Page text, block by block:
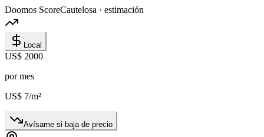
Doomos ScoreCautelosa · estimación
Local
US$ 2000
por mes
US$ 7/m²
Avísame si baja de precio